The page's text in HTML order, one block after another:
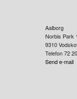
Aalborg
Norbis Park
9310
Telefon 72
Send e-mail